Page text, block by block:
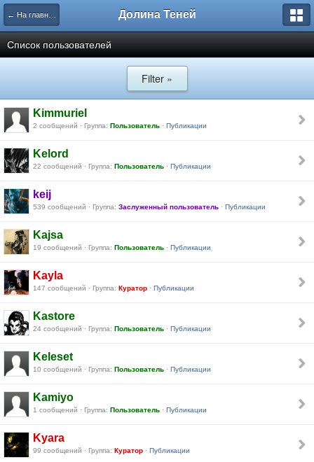
← На главную Долина Теней
Список пользователей
Filter »
Kimmuriel
2 сообщений · Группа: Пользователь · Публикации
Kelord
22 сообщений · Группа: Пользователь · Публикации
keij
539 сообщений · Группа: Заслуженный пользователь · Публикации
Kajsa
19 сообщений · Группа: Пользователь · Публикации
Kayla
147 сообщений · Группа: Куратор · Публикации
Kastore
24 сообщений · Группа: Пользователь · Публикации
Keleset
10 сообщений · Группа: Пользователь · Публикации
Kamiyo
1 сообщений · Группа: Пользователь · Публикации
Kyara
99 сообщений · Группа: Куратор · Публикации